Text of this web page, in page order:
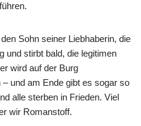
Sohn seiner Liebhaberin, die
und stirbt bald, die legitimen
wird auf der Burg
und am Ende gibt es sogar so
alle sterben in Frieden. Viel
wir Romanstoff.